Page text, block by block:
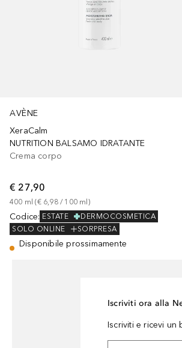
AVÈNE
XeraCalm
NUTRITION BALSAMO IDRATANTE
Crema corpo
€ 27,90
400 ml (€ 6,98 / 100 ml)
Codice: ESTATE
DERMOCOSMETICA
SOLO ONLINE
SORPRESA
Disponibile prossimamente
Iscriviti ora alla
Iscriviti e ricevi